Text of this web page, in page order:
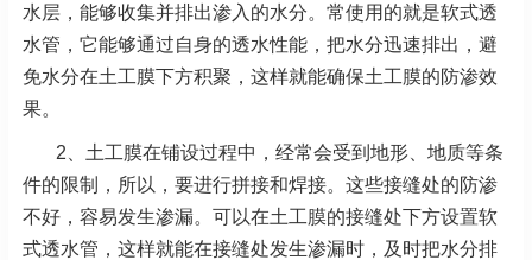
水层，能够收集并排出渗入的水分。常使用的就是软式透
水管，它能够通过自身的透水性能，把水分迅速排出，避
免水分在土工膜下方积聚，这样就能确保土工膜的防渗效
果。
2、土工膜在铺设过程中，经常会受到地形、地质等条
件的限制，所以，要进行拼接和焊接。这些接缝处的防渗
不好，容易发生渗漏。可以在土工膜的接缝处下方设置软
式透水管，这样就能在接缝处发生渗漏时，及时把水分排